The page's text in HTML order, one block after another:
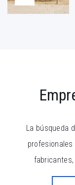
La búsqueda